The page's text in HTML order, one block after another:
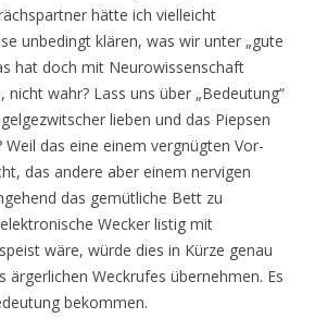
hätte ich vielleicht
unbedingt klären, was wir unter „gute
hat doch mit Neurowissenschaft
nicht wahr? Lass uns über „Bedeutung“
lieben und das Piepsen
Weil das eine einem vergnügten Vor-
das andere aber einem nervigen
das gemütliche Bett zu
Wecker listig mit
wäre, würde dies in Kürze genau
ärgerlichen Weckrufes übernehmen. Es
bekommen.